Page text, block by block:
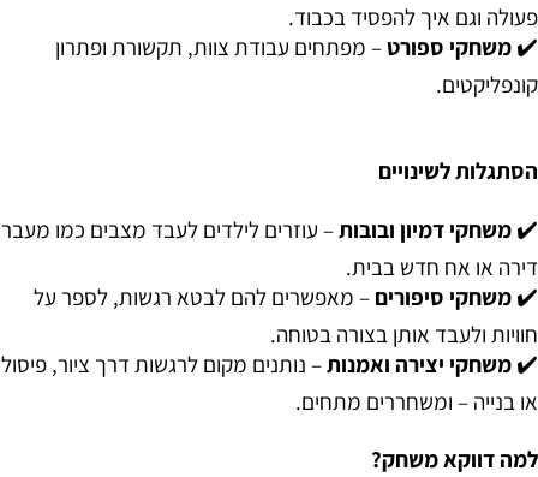
פעולה וגם איך להפסיד בכבוד.
✔️ משחקי ספורט– מפתחים עבודת צוות, תקשורת ופתרון
קונפליקטים.
הסתגלות לשינויים
✔️ משחקי דמיון ובובות– עוזרים לילדים לעבד מצבים כמו מעבר
דירה או אח חדש בבית.
✔️ משחקי סיפורים – מאפשרים להם לבטא רגשות, לספר על
חוויות ולעבד אותן בצורה בטוחה.
✔️ משחקי יצירה ואמנות– נותנים מקום לרגשות דרך ציור, פיסול
או בנייה – ומשחררים מתחים.
למה דווקא משחק?